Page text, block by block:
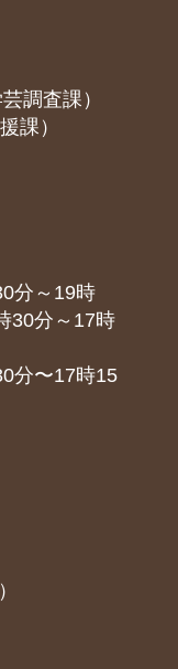
調査課）
）
分～19時
～17時
〜17時15